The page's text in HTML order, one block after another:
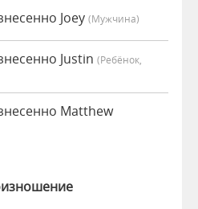
Joey (мужчина)
Justin (Ребёнок,
Matthew